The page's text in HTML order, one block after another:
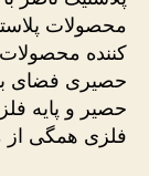
محصولات
کننده
حصیری فضای
حصیر و پایه
فلزی همگی از